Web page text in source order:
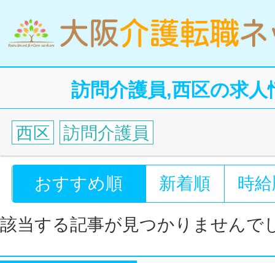
訪問介護員,西区の求人
西区 訪問介護員
おすすめ順 新着順 時
該当する記事が見つかりませんで